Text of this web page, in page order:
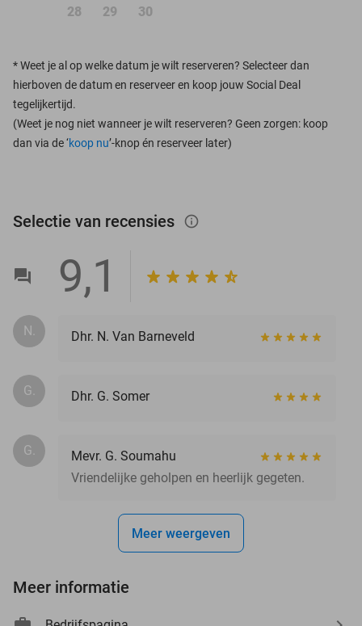
28 29 30
*Weet je al op welke datum je wilt reserveren? Selecteer dan
hierboven de datum en reserveer en koop jouw Social Deal
tegelijkertijd.
(Weet je nog niet wanneer je wilt reserveren? Geen zorgen: koop
dan via de ‘koop nu’-knop én reserveer later)
Selectie van recensies info_outlined
9,1
N. Dhr. N. Van Barneveld
G. Dhr. G. Somer
G.
Mevr. G. Soumahu
Vriendelijke geholpen en heerlijk gegeten.
Meer weergeven
Meer informatie